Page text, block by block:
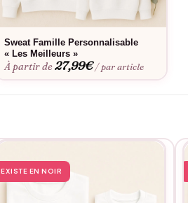
Sweat Famille Personnalisable
« Les Meilleurs »
À partir de27,99€ / par article
EXISTE EN NOIR